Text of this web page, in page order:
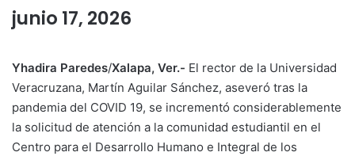
junio 17, 2026
Yhadira Paredes/Xalapa, Ver.- El rector de la Universidad
Veracruzana, Martín Aguilar Sánchez, aseveró tras la
pandemia del COVID 19, se incrementó considerablemente
la solicitud de atención a la comunidad estudiantil en el
Centro para el Desarrollo Humano e Integral de los